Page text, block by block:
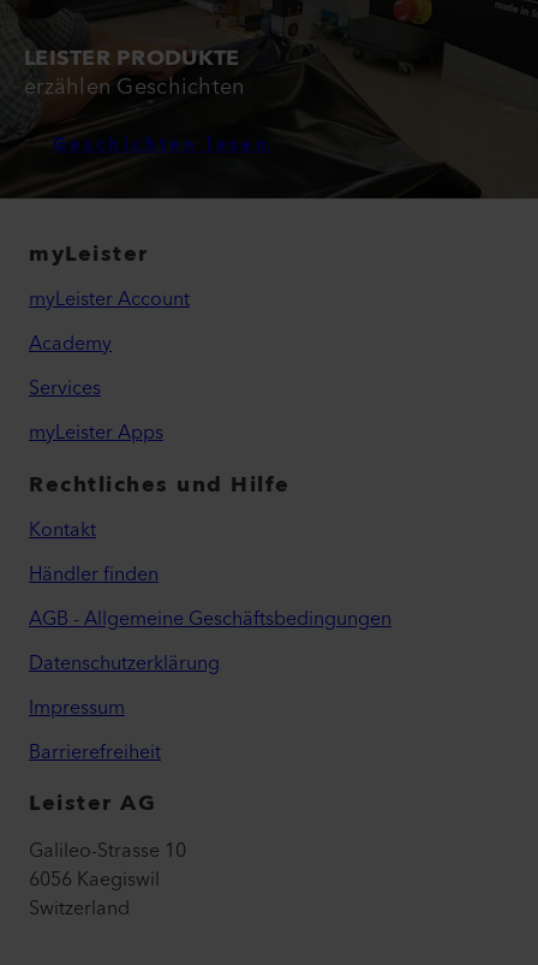
LEISTER PRODUKTE
erzählen Geschichten
Geschichten lesen
myLeister
myLeister Account
Academy
Services
myLeister Apps
Rechtliches und Hilfe
Kontakt
Händler finden
AGB - Allgemeine Geschäftsbedingungen
Datenschutzerklärung
Impressum
Barrierefreiheit
Leister AG
Galileo-Strasse 10
6056 Kaegiswil
Switzerland